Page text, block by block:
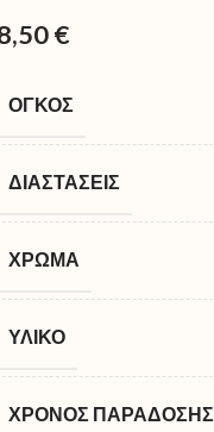
€
ΌΓΚΟΣ
ΔΙΑΣΤΆΣΕΙΣ
ΧΡΏΜΑ
ΥΛΙΚΌ
ΧΡΌΝΟΣ ΠΑΡΆΔΟΣΗΣ